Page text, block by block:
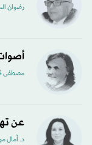
رضوان
مصطفى
عن
د. آمال